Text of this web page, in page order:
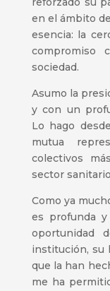
en el ámbito
esencia: la
compromiso
sociedad.
Asumo la
y con un
Lo hago
mutua
colectivos
sector
Como ya
es profunda
oportunidad
institución, su
que la han
me ha